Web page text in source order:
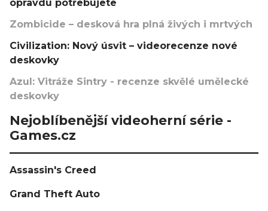
opravdu potřebujete
Zombicide – desková hra plná živých i mrtvých
Civilization: Nový úsvit – videorecenze nové
deskovky
Azul: Vitráže Sintry - recenze skvělé umělecké
deskovky
Nejoblíbenější videoherní série -
Games.cz
Assassin's Creed
Grand Theft Auto